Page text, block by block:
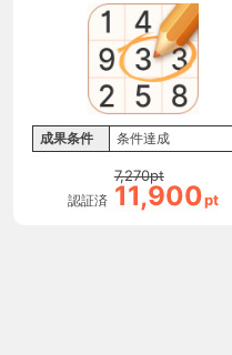
成果条件 条件達成
認証済
7,270pt
11,900pt